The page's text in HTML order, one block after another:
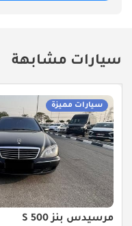
سيارات مشابهة
سيارات مميزة
مرسيدس بنز S 500